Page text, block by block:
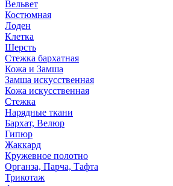
Вельвет
Костюмная
Лоден
Клетка
Шерсть
Стежка бархатная
Кожа и Замша
Замша искусственная
Кожа искусственная
Стежка
Нарядные ткани
Бархат, Велюр
Гипюр
Жаккард
Кружевное полотно
Органза, Парча, Тафта
Трикотаж